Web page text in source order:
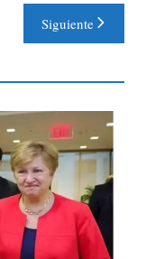
Siguiente